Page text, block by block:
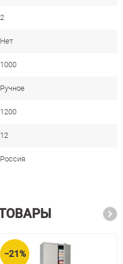
2
Нет
1000
Ручное
1200
12
Россия
−21%